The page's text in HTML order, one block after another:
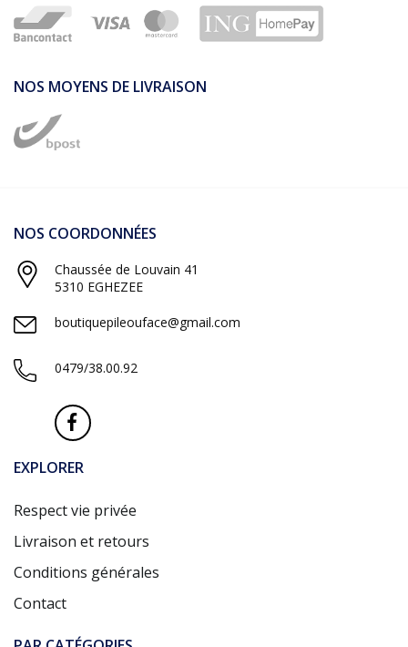
NOS MOYENS DE LIVRAISON
NOS COORDONNÉES
Chaussée de Louvain 41
5310 EGHEZEE
boutiquepileouface@gmail.com
0479/38.00.92
EXPLORER
Respect vie privée
Livraison et retours
Conditions générales
Contact